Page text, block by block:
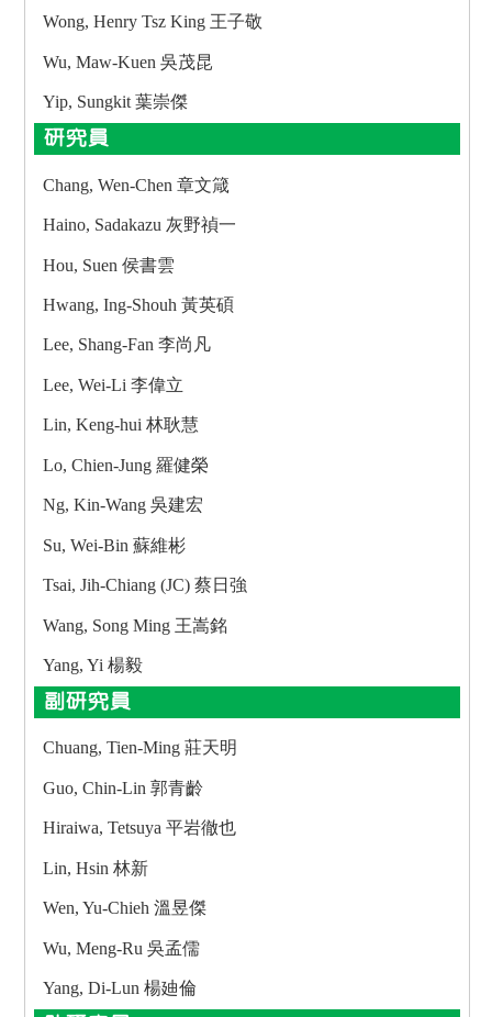
Wong, Henry Tsz King 王子敬
Wu, Maw-Kuen 吳茂昆
Yip, Sungkit 葉崇傑
研究員
Chang, Wen-Chen 章文箴
Haino, Sadakazu 灰野禎一
Hou, Suen 侯書雲
Hwang, Ing-Shouh 黃英碩
Lee, Shang-Fan 李尚凡
Lee, Wei-Li 李偉立
Lin, Keng-hui 林耿慧
Lo, Chien-Jung 羅健榮
Ng, Kin-Wang 吳建宏
Su, Wei-Bin 蘇維彬
Tsai, Jih-Chiang (JC) 蔡日強
Wang, Song Ming 王嵩銘
Yang, Yi 楊毅
副研究員
Chuang, Tien-Ming 莊天明
Guo, Chin-Lin 郭青齡
Hiraiwa, Tetsuya 平岩徹也
Lin, Hsin 林新
Wen, Yu-Chieh 溫昱傑
Wu, Meng-Ru 吳孟儒
Yang, Di-Lun 楊廸倫